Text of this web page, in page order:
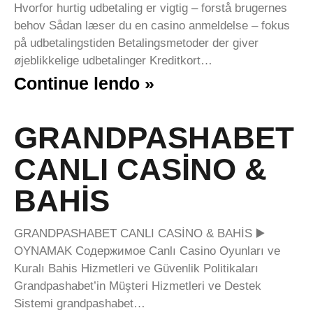
Hvorfor hurtig udbetaling er vigtig – forstå brugernes
behov Sådan læser du en casino anmeldelse – fokus
på udbetalingstiden Betalingsmetoder der giver
øjeblikkelige udbetalinger Kreditkort…
Continue lendo »
GRANDPASHABET
CANLI CASİNO &
BAHİS
GRANDPASHABET CANLI CASİNO & BAHİS ▶️
OYNAMAK Содержимое Canlı Casino Oyunları ve
Kuralı Bahis Hizmetleri ve Güvenlik Politikaları
Grandpashabet’in Müşteri Hizmetleri ve Destek
Sistemi grandpashabet…